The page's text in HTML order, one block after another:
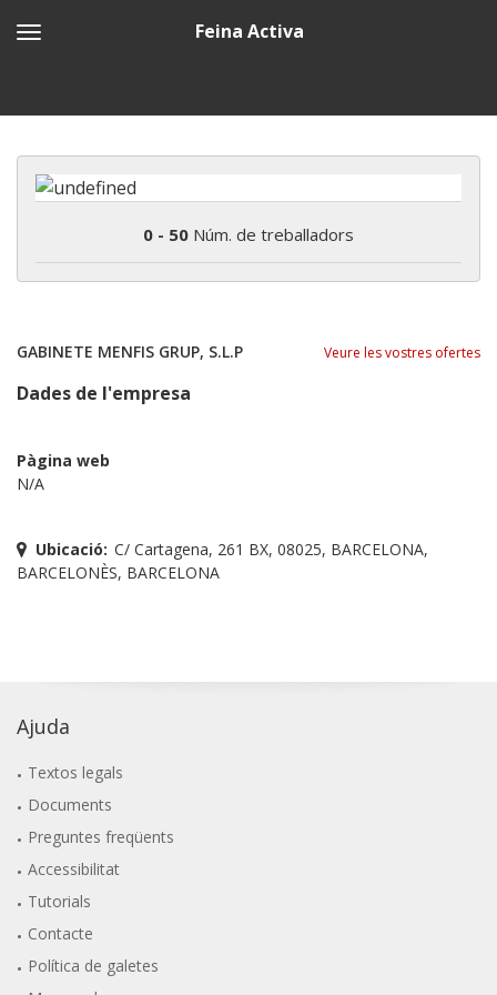
Feina Activa
0 - 50 Núm. de treballadors
GABINETE MENFIS GRUP, S.L.P Veure les vostres ofertes
Dades de l'empresa
Pàgina web
N/A
Ubicació: C/ Cartagena, 261 BX, 08025, BARCELONA,
BARCELONÈS, BARCELONA
Ajuda
Textos legals
Documents
Preguntes freqüents
Accessibilitat
Tutorials
Contacte
Política de galetes